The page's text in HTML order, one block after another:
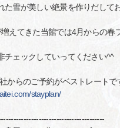
た雪が美しい絶景を作りだして
えてきた当館では4月からの春
チェックしていってください^^
からのご予約がベストレートで
stayplan/